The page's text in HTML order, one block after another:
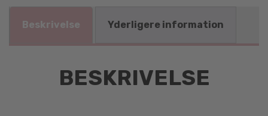
Beskrivelse Yderligere information
BESKRIVELSE